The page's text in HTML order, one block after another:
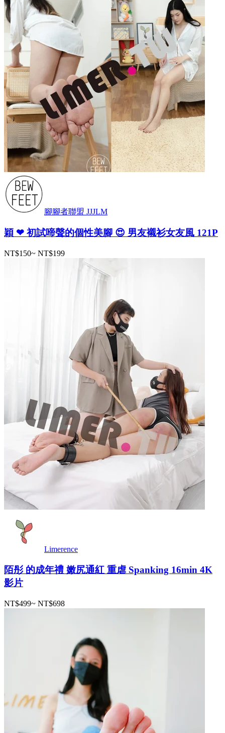
腳腳者聯盟 JJJLM
穎 ❤ 初試啼聲的個性美腳 😍 男友襯衫女友風 121P
NT$150~ NT$199
Limerence
陌彤 的成年禮 嫩尻通紅 重虐 Spanking 16min 4K
影片
NT$499~ NT$698